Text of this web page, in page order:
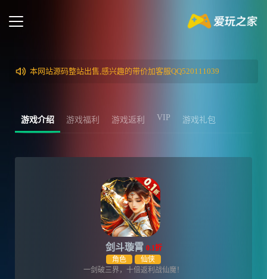
本网站源码整站出售,感兴趣的带价加客服QQ520111039
游戏介绍 游戏福利 游戏返利 VIP 游戏礼包
剑斗璇霄 0.1折
角色
仙侠
一剑破三界，十倍返利战仙魔！